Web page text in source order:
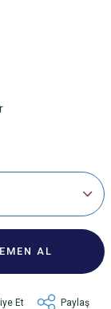
AL
Et Paylaş